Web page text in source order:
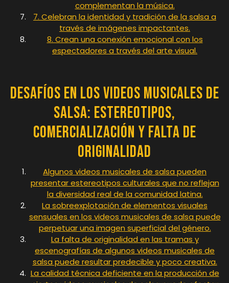
complementan la música.
7. Celebran la identidad y tradición de la salsa a
través de imágenes impactantes.
8. Crean una conexión emocional con los
espectadores a través del arte visual.
Desafíos en los Videos Musicales de
Salsa: Estereotipos,
Comercialización y Falta de
Originalidad
Algunos videos musicales de salsa pueden
presentar estereotipos culturales que no reflejan
la diversidad real de la comunidad latina.
La sobreexplotación de elementos visuales
sensuales en los videos musicales de salsa puede
perpetuar una imagen superficial del género.
La falta de originalidad en las tramas y
escenografías de algunos videos musicales de
salsa puede resultar predecible y poco creativa.
La calidad técnica deficiente en la producción de